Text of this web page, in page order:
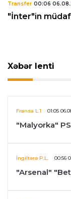
Transfer 00:06
"İnter"in
Xəbər lenti
Fransa L.1 01:05
"Malyorka"
İngiltərə P.L. 00:56
"Arsenal"